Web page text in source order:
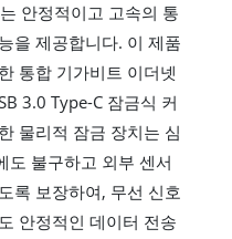
안정적이고 고속의 통
을 제공합니다. 이 제품
통합 기가비트 이더넷
3.0 Type-C 잠금식 커
물리적 잠금 장치는 심
도 불구하고 외부 센서
록 보장하여, 무선 신호
안정적인 데이터 전송